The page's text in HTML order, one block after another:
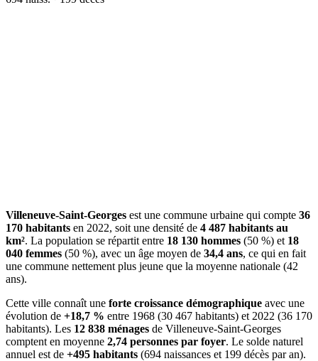
Villeneuve-Saint-Georges est une commune urbaine qui compte 36
170 habitants en 2022, soit une densité de 4 487 habitants au
km². La population se répartit entre 18 130 hommes (50 %) et 18
040 femmes (50 %), avec un âge moyen de 34,4 ans, ce qui en fait
une commune nettement plus jeune que la moyenne nationale (42
ans).
Cette ville connaît une forte croissance démographique avec une
évolution de +18,7 % entre 1968 (30 467 habitants) et 2022 (36 170
habitants). Les 12 838 ménages de Villeneuve-Saint-Georges
comptent en moyenne 2,74 personnes par foyer. Le solde naturel
annuel est de +495 habitants (694 naissances et 199 décès par an).